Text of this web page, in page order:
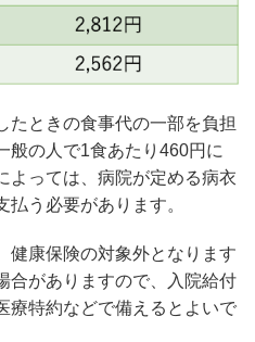
たときの食事代の一部を負担
般の人で1食あたり460円に
よっては、病院が定める病衣
う必要があります。
健康保険の対象外となります
合がありますので、入院給付
療特約などで備えるとよいで